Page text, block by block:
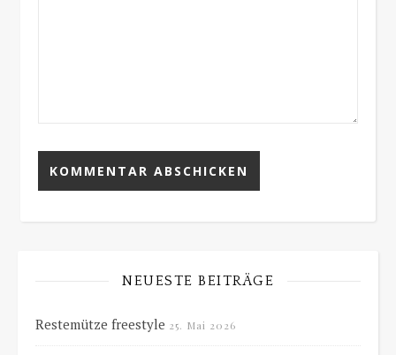
NEUESTE BEITRÄGE
Restemütze freestyle 25. Mai 2026